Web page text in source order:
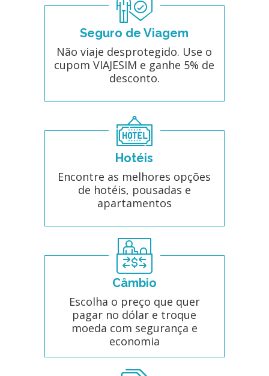
Seguro de Viagem
Não viaje desprotegido. Use o
cupom VIAJESIM e ganhe 5% de
desconto.
Hotéis
Encontre as melhores opções
de hotéis, pousadas e
apartamentos
Câmbio
Escolha o preço que quer
pagar no dólar e troque
moeda com segurança e
economia